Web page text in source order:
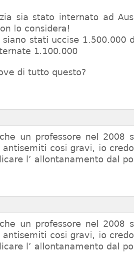
sia stato internato ad
lo considera!
siano stati uccise 1.500.000
1.100.000
di tutto questo?
un professore nel 2008
cosi gravi, io
l’ allontanamento dal
un professore nel 2008
cosi gravi, io
l’ allontanamento dal